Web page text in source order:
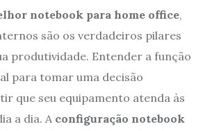
notebook para home office,
são os verdadeiros pilares
produtividade. Entender a função
para tomar uma decisão
que seu equipamento atenda às
a dia. A configuração notebook